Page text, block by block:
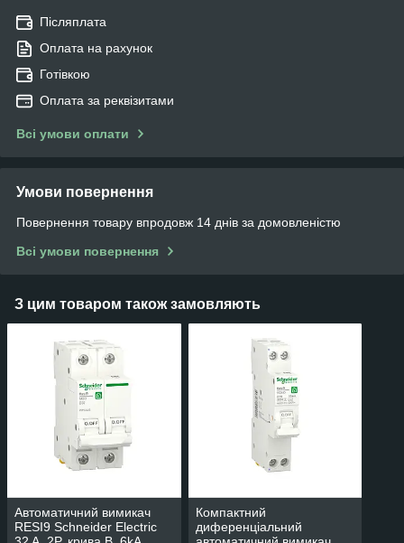
Післяплата
Оплата на рахунок
Готівкою
Оплата за реквізитами
Всі умови оплати
Умови повернення
Повернення товару впродовж 14 днів за домовленістю
Всі умови повернення
З цим товаром також замовляють
Автоматичний вимикач
RESI9 Schneider Electric
Компактний
диференціальний